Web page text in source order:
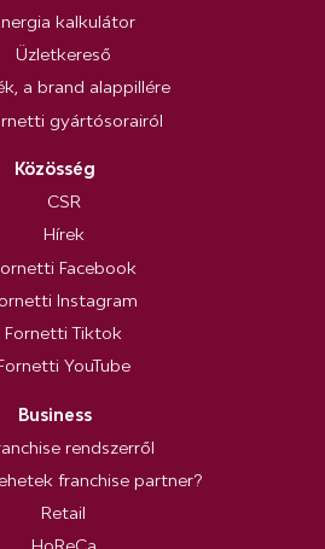
kalkulátor
Üzletkereső
a brand alappillére
gyártósorairól
Közösség
CSR
Hírek
Facebook
Instagram
Fornetti Tiktok
YouTube
Business
rendszerről
franchise partner?
Retail